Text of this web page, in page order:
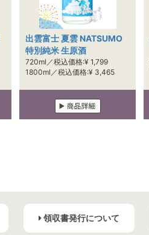
出雲富士 夏雲 NATSUMO
特別純米 生原酒
720ml／税込価格:¥ 1,799
1800ml／税込価格:¥ 3,465
領収書発行について